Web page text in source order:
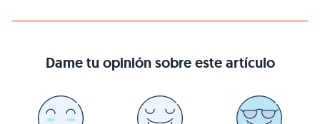
Dame tu opinión sobre este artículo